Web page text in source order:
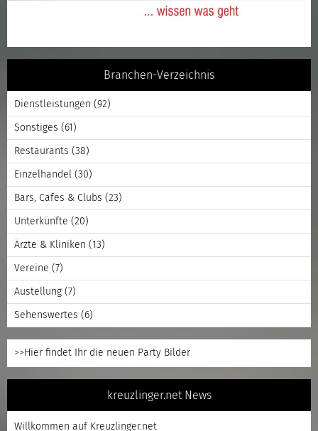
Branchen-Verzeichnis
Dienstleistungen (92)
Sonstiges (61)
Restaurants (38)
Einzelhandel (30)
Bars, Cafes & Clubs (23)
Unterkünfte (20)
Ärzte & Kliniken (13)
Vereine (7)
Austellung (7)
Sehenswertes (6)
>>Hier findet Ihr die neuen Party Bilder
kreuzlinger.net News
Willkommen auf Kreuzlinger.net